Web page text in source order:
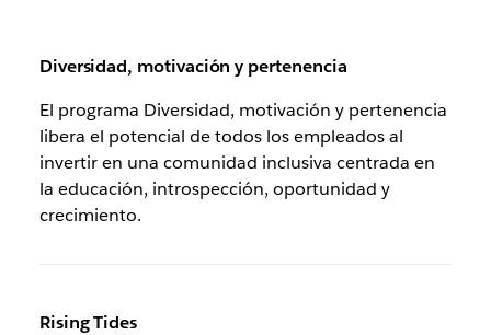
Diversidad, motivación y pertenencia
El programa Diversidad, motivación y pertenencia
libera el potencial de todos los empleados al
invertir en una comunidad inclusiva centrada en
la educación, introspección, oportunidad y
crecimiento.
Rising Tides